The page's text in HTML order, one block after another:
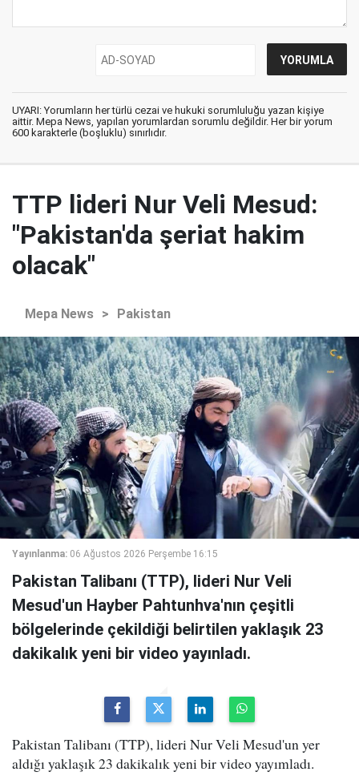
UYARI: Yorumların her türlü cezai ve hukuki sorumluluğu yazan kişiye
aittir. Mepa News, yapılan yorumlardan sorumlu değildir. Her bir yorum
600 karakterle (boşluklu) sınırlıdır.
TTP lideri Nur Veli Mesud:
"Pakistan'da şeriat hakim
olacak"
Mepa News > Pakistan
Yayınlanma: 06 Ağustos 2026 Perşembe 16:15
Pakistan Talibanı (TTP), lideri Nur Veli
Mesud'un Hayber Pahtunhva'nın çeşitli
bölgelerinde çekildiği belirtilen yaklaşık 23
dakikalık yeni bir video yayınladı.
Pakistan Talibanı (TTP), lideri Nur Veli Mesud'un yer
aldığı yaklaşık 23 dakikalık yeni bir video yayımladı.